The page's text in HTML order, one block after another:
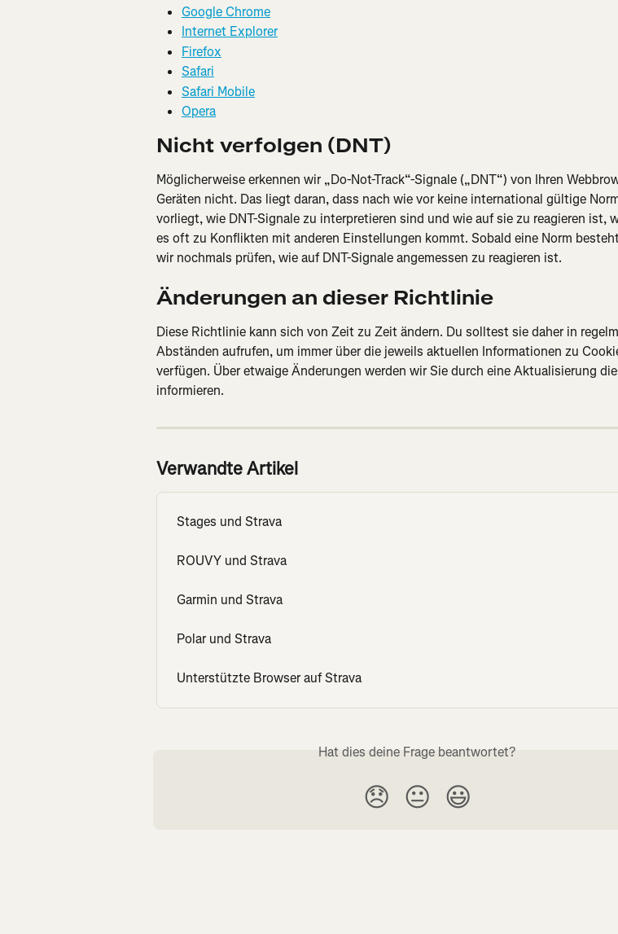
Google Chrome
Internet Explorer
Firefox
Safari
Safari Mobile
Opera
Nicht verfolgen (DNT)
Möglicherweise erkennen wir „Do-Not-Track“-Signale („DNT“) von Ihren
Geräten nicht. Das liegt daran, dass nach wie vor keine international gültige
vorliegt, wie DNT-Signale zu interpretieren sind und wie auf sie zu reagieren ist,
es oft zu Konflikten mit anderen Einstellungen kommt. Sobald eine Norm
wir nochmals prüfen, wie auf DNT-Signale angemessen zu reagieren ist.
Änderungen an dieser Richtlinie
Diese Richtlinie kann sich von Zeit zu Zeit ändern. Du solltest sie daher in
Abständen aufrufen, um immer über die jeweils aktuellen Informationen zu
verfügen. Über etwaige Änderungen werden wir Sie durch eine Aktualisierung
informieren.
Verwandte Artikel
Stages und Strava
ROUVY und Strava
Garmin und Strava
Polar und Strava
Unterstützte Browser auf Strava
Hat dies deine Frage beantwortet?
😞 😐 😃